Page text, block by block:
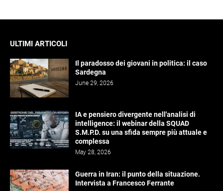
ULTIMI ARTICOLI
Il paradosso dei giovani in politica: il caso
Sardegna
June 29, 2026
IA e pensiero divergente nell'analisi di
intelligence: il webinar della SQUAD
S.M.P.D. su una sfida sempre più attuale e
complessa
May 28, 2026
Guerra in Iran: il punto della situazione.
Intervista a Francesco Ferrante